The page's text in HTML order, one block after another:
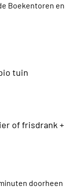
Boekentoren en
tuin
of frisdrank +
doorheen